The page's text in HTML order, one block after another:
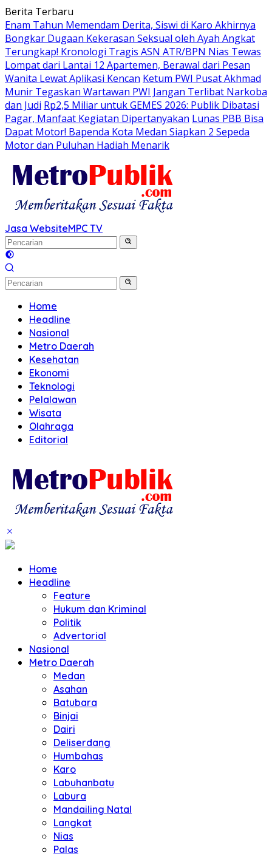
Langsung
ke
konten
Berita Terbaru
Enam Tahun Memendam Derita, Siswi di Karo Akhirnya
Bongkar Dugaan Kekerasan Seksual oleh Ayah Angkat
Terungkap! Kronologi Tragis ASN ATR/BPN Nias Tewas
Lompat dari Lantai 12 Apartemen, Berawal dari Pesan
Wanita Lewat Aplikasi Kencan Ketum PWI Pusat Akhmad
Munir Tegaskan Wartawan PWI Jangan Terlibat Narkoba
dan Judi Rp2,5 Miliar untuk GEMES 2026: Publik Dibatasi
Pagar, Manfaat Kegiatan Dipertanyakan Lunas PBB Bisa
Dapat Motor! Bapenda Kota Medan Siapkan 2 Sepeda
Motor dan Puluhan Hadiah Menarik
Jasa WebsiteMPC TV
Home
Headline
Nasional
Metro Daerah
Kesehatan
Ekonomi
Teknologi
Pelalawan
Wisata
Olahraga
Editorial
Home
Headline
Feature
Hukum dan Kriminal
Politik
Advertorial
Nasional
Metro Daerah
Medan
Asahan
Batubara
Binjai
Dairi
Deliserdang
Humbahas
Karo
Labuhanbatu
Labura
Mandailing Natal
Langkat
Nias
Palas